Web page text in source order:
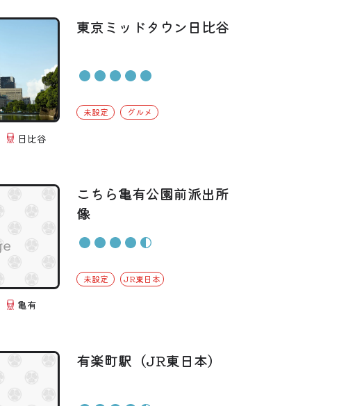
東京ミッドタウン日比谷
未設定 グルメ
日比谷
こちら亀有公園前派出所
像
未設定 JR東日本
亀有
有楽町駅（JR東日本）